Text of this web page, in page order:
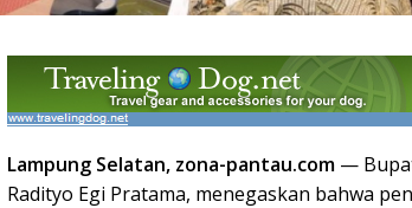
Lampung Selatan, zona-pantau.com —
Radityo Egi Pratama, menegaskan bahwa